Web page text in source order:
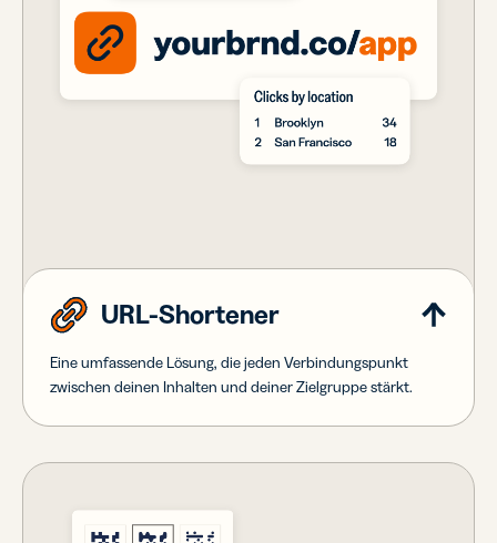
URL-Shortener
Eine umfassende Lösung, die jeden Verbindungspunkt
zwischen deinen Inhalten und deiner Zielgruppe stärkt.